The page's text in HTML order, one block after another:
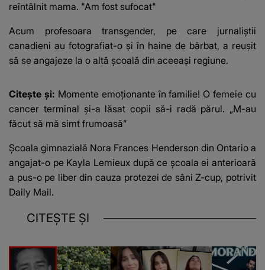
reîntâlnit mama. "Am fost sufocat"
Acum profesoara transgender, pe care jurnaliștii
canadieni au fotografiat-o și în haine de bărbat, a reușit
să se angajeze la o altă școală din aceeași regiune.
Citește și: Momente emoționante în familie! O femeie cu
cancer terminal și-a lăsat copii să-i radă părul. „M-au
făcut să mă simt frumoasă”
Școala gimnazială Nora Frances Henderson din Ontario a
angajat-o pe Kayla Lemieux după ce școala ei anterioară
a pus-o pe liber din cauza protezei de sâni Z-cup, potrivit
Daily Mail.
CITEȘTE ȘI